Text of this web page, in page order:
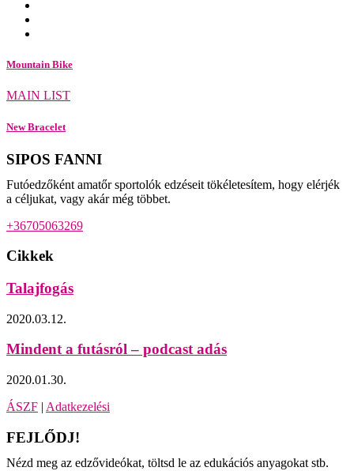
Mountain Bike
MAIN LIST
New Bracelet
SIPOS FANNI
Futóedzőként amatőr sportolók edzéseit tökéletesítem, hogy elérjék
a céljukat, vagy akár még többet.
+36705063269
Cikkek
Talajfogás
2020.03.12.
Mindent a futásról – podcast adás
2020.01.30.
ÁSZF | Adatkezelési
FEJLŐDJ!
Nézd meg az edzővideókat, töltsd le az edukációs anyagokat stb.